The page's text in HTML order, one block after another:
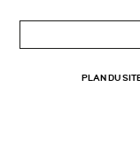
PLAN DU